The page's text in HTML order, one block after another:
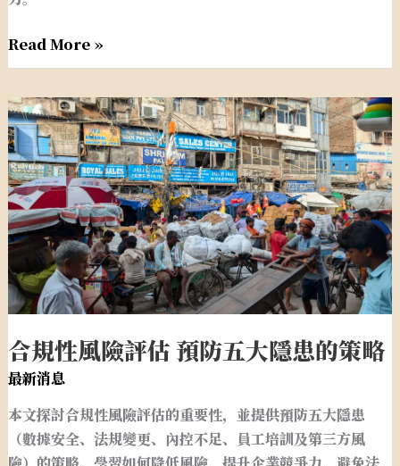
關
卡
合
規
性
檢
查
清
單
助
您
企
業
長
青
Read More »
合規性風險評估 預防五大隱患的策略
最新消息
本文探討合規性風險評估的重要性，並提供預防五大隱患
（數據安全、法規變更、內控不足、員工培訓及第三方風
合
規
性
風
險
評
估
預
防
大
隱
的
策